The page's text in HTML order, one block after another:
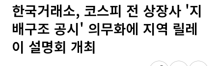
한국거래소, 코스피 전 상장사 '지
배구조 공시' 의무화에 지역 릴레
이 설명회 개최